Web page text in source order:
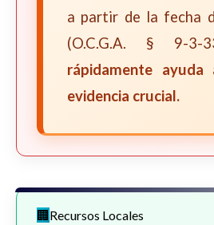
a partir de la fecha
(O.C.G.A. § 9-3-
rápidamente ayuda
evidencia crucial.
Recursos Locales